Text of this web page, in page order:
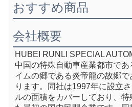
おすすめ商品
会社概要
HUBEI RUNLI SPECIAL
中国の特殊自動車産業都市で
イムの郷である炎帝龍の故郷
ります。同社は1997年に設立
ルの面積をカバーしており、